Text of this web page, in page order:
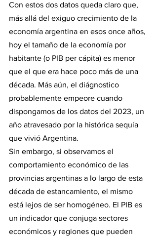
Con estos dos datos queda claro que,
más allá del exiguo crecimiento de la
economía argentina en esos once años,
hoy el tamaño de la economía por
habitante (o PIB per cápita) es menor
que el que era hace poco más de una
década. Más aún, el diágnostico
probablemente empeore cuando
dispongamos de los datos del 2023, un
año atravesado por la histórica sequía
que vivió Argentina.
Sin embargo, si observamos el
comportamiento económico de las
provincias argentinas a lo largo de esta
década de estancamiento, el mismo
está lejos de ser homogéneo. El PIB es
un indicador que conjuga sectores
económicos y regiones que pueden